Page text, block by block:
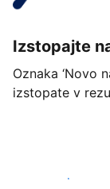
Izstopajte
Oznaka ‘Novo
izstopate v
Začnite danes